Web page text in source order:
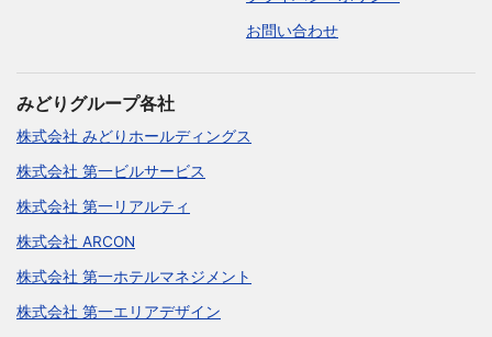
お問い合わせ
みどりグループ各社
株式会社 みどりホールディングス
株式会社 第一ビルサービス
株式会社 第一リアルティ
株式会社 ARCON
株式会社 第一ホテルマネジメント
株式会社 第一エリアデザイン